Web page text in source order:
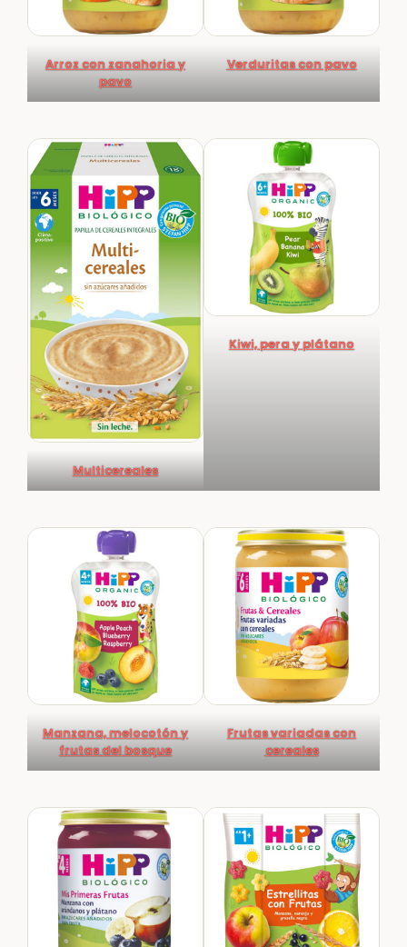
Arroz con zanahoria y
pavo
Verduritas con pavo
Multicereales
Kiwi, pera y plátano
Manzana, melocotón y
frutas del bosque
Frutas variadas con
cereales